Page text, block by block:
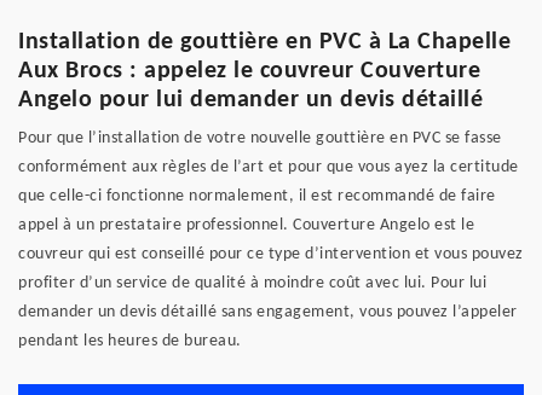
Installation de gouttière en PVC à La Chapelle
Aux Brocs : appelez le couvreur Couverture
Angelo pour lui demander un devis détaillé
Pour que l’installation de votre nouvelle gouttière en PVC se fasse
conformément aux règles de l’art et pour que vous ayez la certitude
que celle-ci fonctionne normalement, il est recommandé de faire
appel à un prestataire professionnel. Couverture Angelo est le
couvreur qui est conseillé pour ce type d’intervention et vous pouvez
profiter d’un service de qualité à moindre coût avec lui. Pour lui
demander un devis détaillé sans engagement, vous pouvez l’appeler
pendant les heures de bureau.